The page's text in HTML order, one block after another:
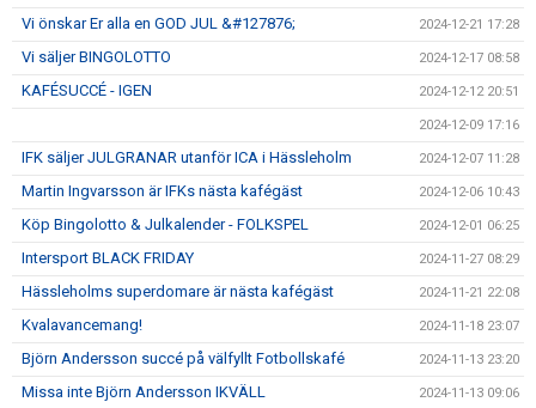
Vi önskar Er alla en GOD JUL &#127876; 2024-12-21 17:28
Vi säljer BINGOLOTTO 2024-12-17 08:58
KAFÉSUCCÉ - IGEN 2024-12-12 20:51
2024-12-09 17:16
IFK säljer JULGRANAR utanför ICA i Hässleholm 2024-12-07 11:28
Martin Ingvarsson är IFKs nästa kafégäst 2024-12-06 10:43
Köp Bingolotto & Julkalender - FOLKSPEL 2024-12-01 06:25
Intersport BLACK FRIDAY 2024-11-27 08:29
Hässleholms superdomare är nästa kafégäst 2024-11-21 22:08
Kvalavancemang! 2024-11-18 23:07
Björn Andersson succé på välfyllt Fotbollskafé 2024-11-13 23:20
Missa inte Björn Andersson IKVÄLL 2024-11-13 09:06